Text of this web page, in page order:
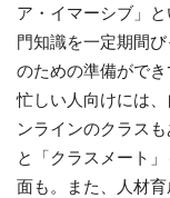
ア・イマーシブ」
門知識を一定期間
のための準備がで
忙しい人向けには
ンラインのクラス
と「クラスメート
面も。また、人材